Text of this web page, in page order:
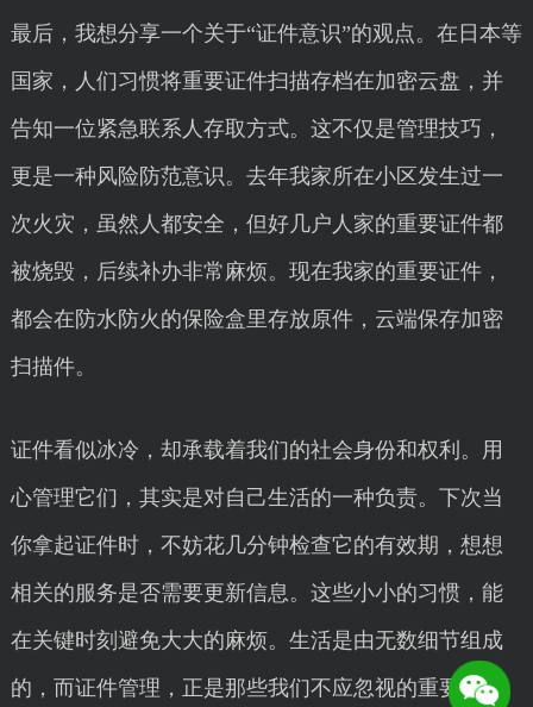
最后，我想分享一个关于“证件意识”的观点。在日本等
国家，人们习惯将重要证件扫描存档在加密云盘，并
告知一位紧急联系人存取方式。这不仅是管理技巧，
更是一种风险防范意识。去年我家所在小区发生过一
次火灾，虽然人都安全，但好几户人家的重要证件都
被烧毁，后续补办非常麻烦。现在我家的重要证件，
都会在防水防火的保险盒里存放原件，云端保存加密
扫描件。
证件看似冰冷，却承载着我们的社会身份和权利。用
心管理它们，其实是对自己生活的一种负责。下次当
你拿起证件时，不妨花几分钟检查它的有效期，想想
相关的服务是否需要更新信息。这些小小的习惯，能
在关键时刻避免大大的麻烦。生活是由无数细节组成
的，而证件管理，正是那些我们不应忽视的重要细节